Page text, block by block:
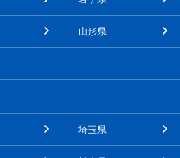
山形県
埼玉県